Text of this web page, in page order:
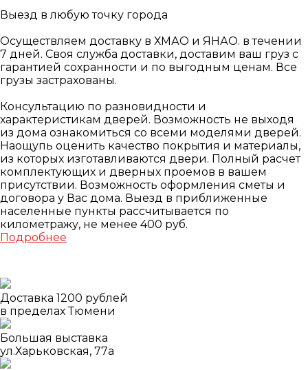
Выезд в любую точку города
Осуществляем доставку в ХМАО и ЯНАО. в течении
7 дней. Своя служба доставки, доставим ваш груз с
гарантией сохранности и по выгодным ценам. Все
грузы застрахованы.
Консультацию по разновидности и
характеристикам дверей. Возможность не выходя
из дома ознакомиться со всеми моделями дверей.
Наощупь оценить качество покрытия и материалы,
из которых изготавливаются двери. Полный расчет
комплектующих и дверных проемов в вашем
присутствии. Возможность оформления сметы и
договора у Вас дома. Выезд в приближенные
населенные пункты рассчитывается по
километражу, не менее 400 руб.
Подробнее
Доставка 1200 рублей
в пределах Тюмени
Большая выставка
ул.Харьковская, 77а